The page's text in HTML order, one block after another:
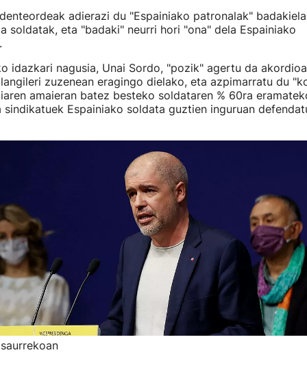
adierazi du "Espainiako patronalak"
soldatak, eta "badaki" neurri hori "ona" dela Espainiako
idazkari nagusia, Unai Sordo, "pozik" agertu da
zuzenean eragingo dielako, eta azpimarratu du
amaieran batez besteko soldataren % 60ra
sindikatuek Espainiako soldata guztien inguruan